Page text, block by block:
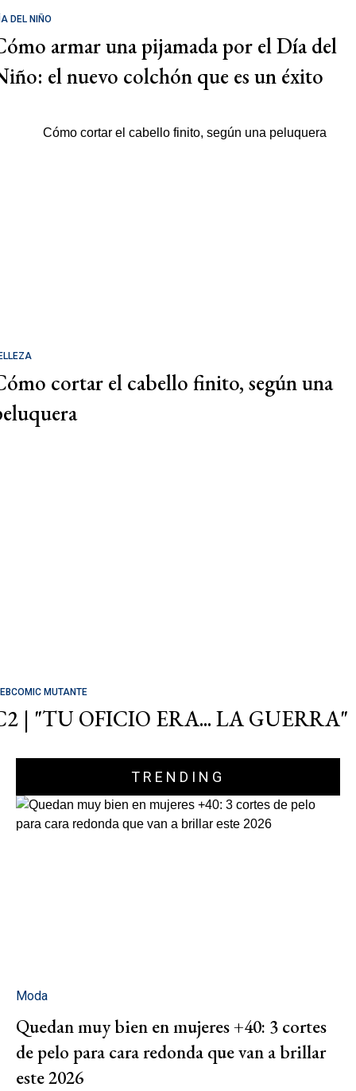
DEL NIÑO
armar una pijamada por el Día del
el nuevo colchón que es un éxito
cortar el cabello finito, según una
MUTANTE
| "TU OFICIO ERA... LA GUERRA"
TRENDING
Moda
Quedan muy bien en mujeres +40: 3 cortes
de pelo para cara redonda que van a brillar
este 2026